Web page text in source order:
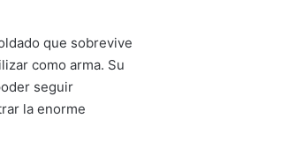
que sobrevive
como arma. Su
seguir
la enorme